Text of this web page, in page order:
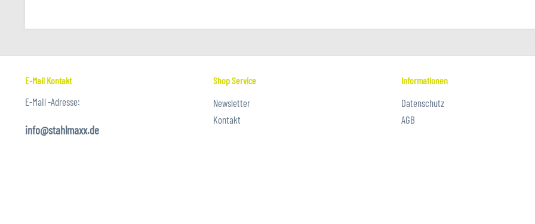
E-Mail Kontakt
E-Mail -Adresse:
info@stahlmaxx.de
Shop Service
Newsletter
Kontakt
Informationen
Datenschutz
AGB